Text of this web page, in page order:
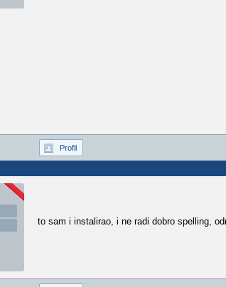
Profil
to sam i instalirao, i ne radi dobro spelling,